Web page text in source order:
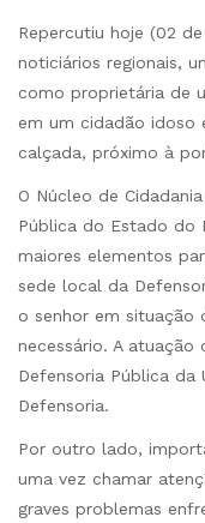
Repercutiu hoje (02
noticiários regionais,
como proprietária de
em um cidadão idoso
calçada, próximo à
O Núcleo de
Pública do Estado do
maiores elementos
sede local da
o senhor em situação
necessário. A
Defensoria Pública da
Defensoria.
Por outro lado,
uma vez chamar
graves problemas